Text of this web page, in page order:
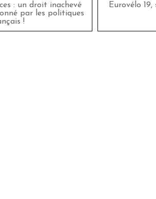
: un droit inachevé
par les politiques
!
Eurovélo